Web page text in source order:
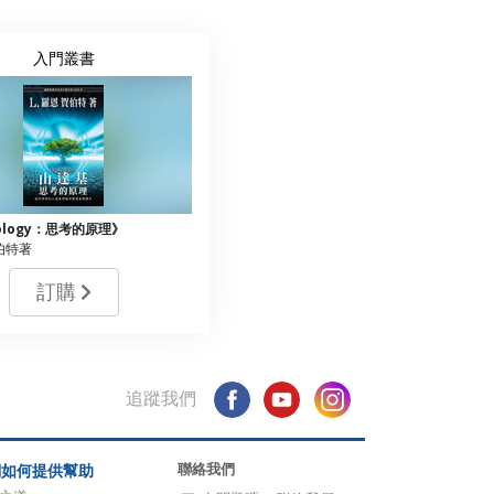
入門叢書
：思考的原理》
特著
訂購
追蹤我們
何提供幫助
聯絡我們